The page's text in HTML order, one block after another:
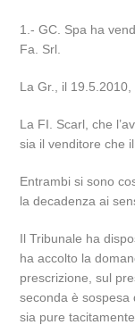
1.- GC. Spa ha
Fa. Srl.
La Gr., il
La FI. Scarl, che
sia il venditore che
Entrambi si sono
la decadenza ai
Il Tribunale ha
ha accolto la
prescrizione, sul
seconda è sospesa
sia pure